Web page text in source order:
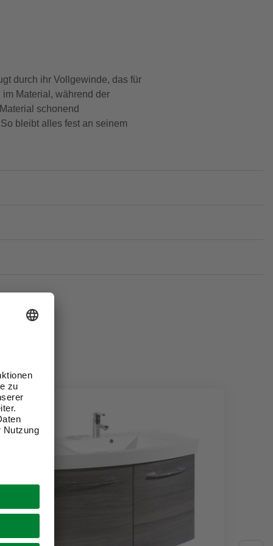
durch ihr Vollgewinde, das für
Material, während der
schonend
bleibt alles fest an seinem